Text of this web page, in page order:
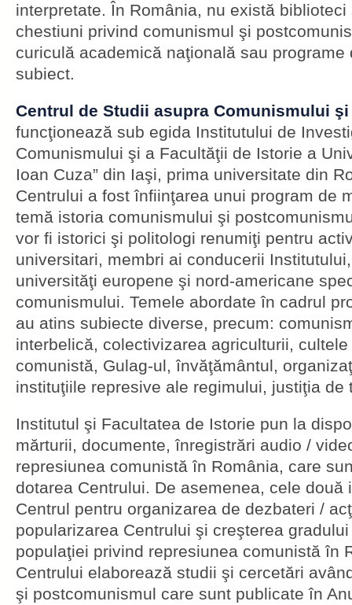
interpretate. În România, nu există
chestiuni privind comunismul şi
curiculă academică naţională sau programe
subiect.
Centrul de Studii asupra Comunismului
funcţionează sub egida Institutului de
Comunismului şi a Facultăţii de Istorie a
Ioan Cuza” din Iaşi, prima universitate din
Centrului a fost înfiinţarea unui program de
temă istoria comunismului şi
vor fi istorici şi politologi renumiţi pentru
universitari, membri ai conducerii
universităţi europene şi nord-americane
comunismului. Temele abordate în cadrul
au atins subiecte diverse, precum:
interbelică, colectivizarea agriculturii,
comunistă, Gulag-ul, învăţământul,
instituţiile represive ale regimului, justiţia de
Institutul şi Facultatea de Istorie pun la
mărturii, documente, înregistrări audio /
represiunea comunistă în România, care
dotarea Centrului. De asemenea, cele două
Centrul pentru organizarea de dezbateri /
popularizarea Centrului şi creşterea
populaţiei privind represiunea comunistă în
Centrului elaborează studii şi cercetări
şi postcomunismul care sunt publicate în